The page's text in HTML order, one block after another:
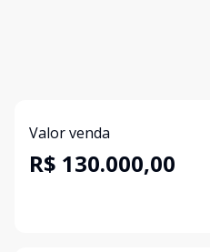
Valor venda
R$ 130.000,00